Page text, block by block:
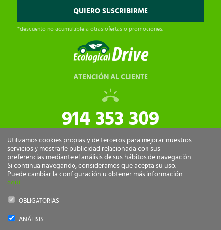
*descuento no acumulable a otras ofertas o promociones.
ATENCIÓN AL CLIENTE
914 353 309
tiendaonline@ecologicaldrive.com
Utilizamos cookies propias y de terceros para mejorar nuestros
servicios y mostrarle publicidad relacionada con sus
preferencias mediante el análisis de sus hábitos de navegación.
Si continua navegando, consideramos que acepta su uso.
Puede cambiar la configuración u obtener más información
aquí
OBLIGATORIAS
ANÁLISIS